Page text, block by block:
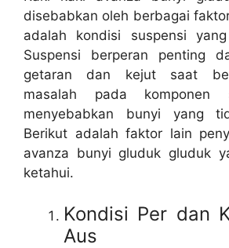
disebabkan oleh berbagai
adalah kondisi suspensi
Suspensi berperan penting
getaran dan kejut saat
masalah pada komponen
menyebabkan bunyi yang
Berikut adalah faktor lain
avanza bunyi gluduk gluduk
ketahui.
Kondisi Per dan
Aus